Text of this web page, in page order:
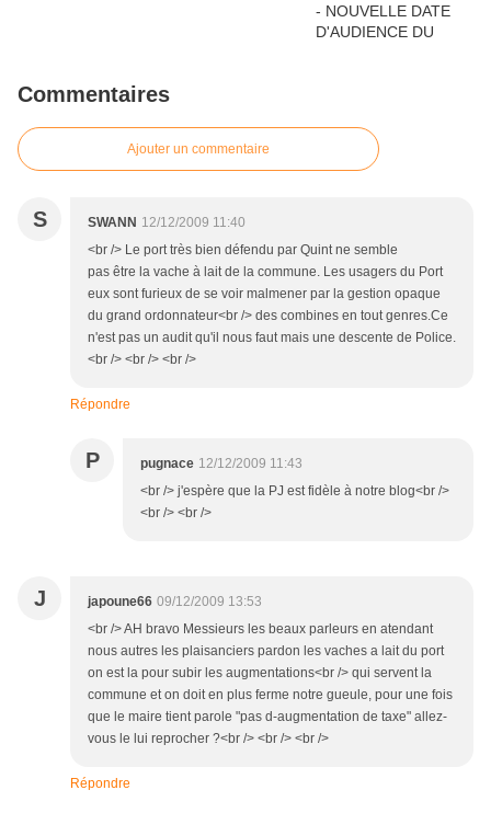
Commentaires
Ajouter un commentaire
S SWANN 12/12/2009 11:40
<br /> Le port très bien défendu par Quint ne semble
pas être la vache à lait de la commune. Les usagers du Port
eux sont furieux de se voir malmener par la gestion opaque
du grand ordonnateur<br /> des combines en tout genres.Ce
n'est pas un audit qu'il nous faut mais une descente de Police.
<br /> <br /> <br />
Répondre
P pugnace 12/12/2009 11:43
<br /> j'espère que la PJ est fidèle à notre blog<br />
<br /> <br />
J japoune66 09/12/2009 13:53
<br /> AH bravo Messieurs les beaux parleurs en atendant
nous autres les plaisanciers pardon les vaches a lait du port
on est la pour subir les augmentations<br /> qui servent la
commune et on doit en plus ferme notre gueule, pour une fois
que le maire tient parole "pas d-augmentation de taxe" allez-
vous le lui reprocher ?<br /> <br /> <br />
Répondre